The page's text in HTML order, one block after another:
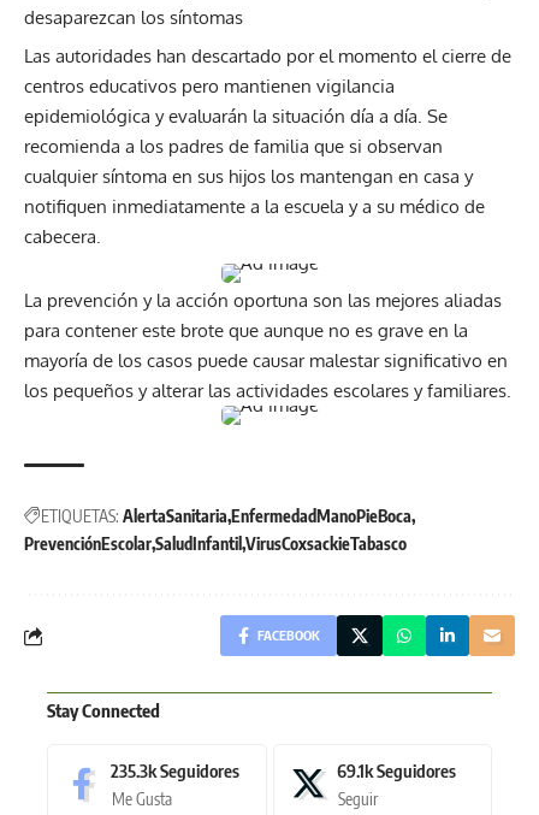
desaparezcan los síntomas
Las autoridades han descartado por el momento el cierre de
centros educativos pero mantienen vigilancia
epidemiológica y evaluarán la situación día a día. Se
recomienda a los padres de familia que si observan
cualquier síntoma en sus hijos los mantengan en casa y
notifiquen inmediatamente a la escuela y a su médico de
cabecera.
La prevención y la acción oportuna son las mejores aliadas
para contener este brote que aunque no es grave en la
mayoría de los casos puede causar malestar significativo en
los pequeños y alterar las actividades escolares y familiares.
ETIQUETAS: AlertaSanitaria EnfermedadManoPieBoca
PrevenciónEscolarSaludInfantil VirusCoxsackieTabasco
FACEBOOK
Stay Connected
235.3kSeguidores
Me Gusta
69.1kSeguidores
Seguir